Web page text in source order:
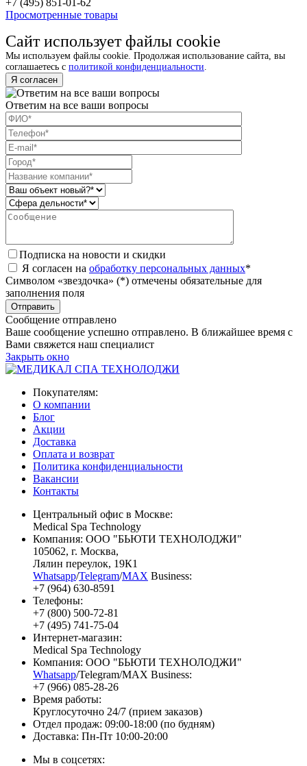
Просмотренные товары
Сайт использует файлы cookie
Мы используем файлы cookie. Продолжая использование сайта, вы
соглашаетесь с политикой конфиденциальности
Я согласен
Ответим на все ваши вопросы
Подписка на новости и скидки
Я согласен на обработку персональных данных*
Символом «звездочка» (*) отмечены обязательные для
заполнения поля
Сообщение отправлено
Ваше сообщение успешно отправлено. В ближайшее время с
Вами свяжется наш специалист
Закрыть окно
Покупателям:
О компании
Блог
Акции
Доставка
Оплата и возврат
Политика конфиденциальности
Вакансии
Контакты
Центральный офис в Москве:
Medical Spa Technology
Компания: ООО "БЬЮТИ ТЕХНОЛОДЖИ"
105062, г. Москва,
Лялин переулок, 19К1
Whatsapp/Telegram/MAX Business:
+7 (964) 630-8591
Телефоны:
+7 (800) 500-72-81
+7 (495) 741-75-04
Интернет-магазин:
Medical Spa Technology
Компания: ООО "БЬЮТИ ТЕХНОЛОДЖИ"
Whatsapp/Telegram/MAX Business:
+7 (966) 085-28-26
Время работы:
Круглосуточно 24/7 (прием заказов)
Отдел продаж: 09:00-18:00 (по будням)
Доставка: Пн-Пт 10:00-20:00
Мы в соцсетях: